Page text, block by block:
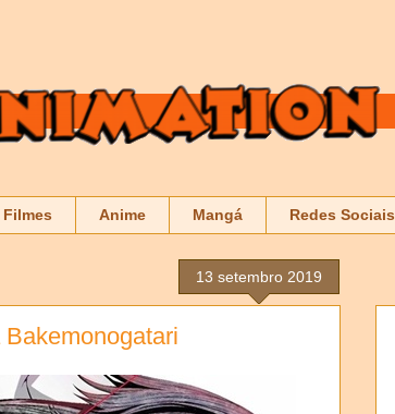
Filmes Anime Mangá Redes Sociais
13 setembro 2019